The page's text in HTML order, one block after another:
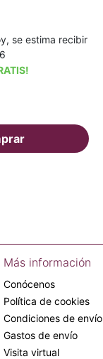
se estima recibir
Más información
Conócenos
Política de cookies
Condiciones de envío
Gastos de envío
Visita virtual